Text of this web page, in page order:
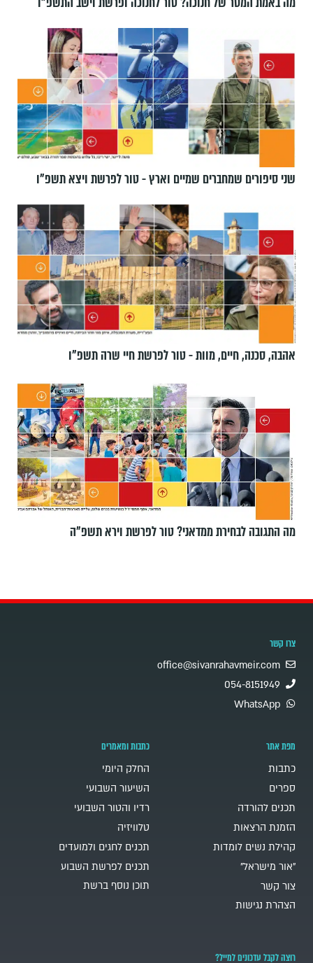
שני סיפורים שמחברים שמיים וארץ - טור לפרשת ויצא תשפ"ו
אהבה, סכנה, חיים, מוות - טור לפרשת חיי שרה תשפ"ו
מה התגובה לבחירת ממדאני? טור לפרשת וירא תשפ"ה
צרו קשר
office@sivanrahavmeir.com
054-8151949
WhatsApp
מפת אתר
כתבות
ספרים
תכנים להורדה
הזמנת הרצאות
קהילת נשים לומדות
"אור מישראל"
צור קשר
הצהרת נגישות
כתבות ומאמרים
החלק היומי
השיעור השבועי
רדיו והטור השבועי
טלוויזיה
תכנים לחגים ולמועדים
תכנים לפרשת השבוע
תוכן נוסף ברשת
רוצה לקבל עדכונים למייל?